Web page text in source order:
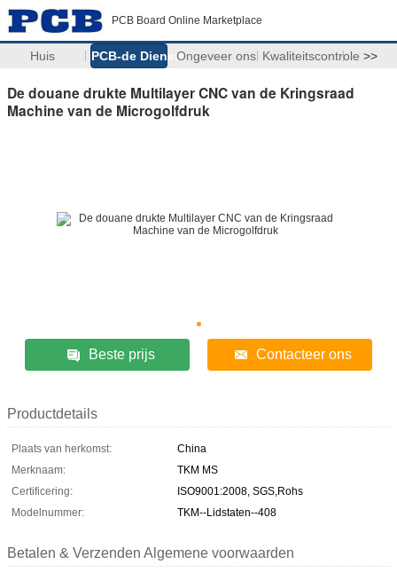
PCB Board Online Marketplace
Huis PCB-de DienstenOngeveer ons Kwaliteitscontrole >>
De douane drukte Multilayer CNC van de Kringsraad
Machine van de Microgolfdruk
Beste prijs Contacteer ons
Productdetails
Plaats van herkomst:
China
Merknaam:
TKM MS
Certificering:
ISO9001:2008, SGS,Rohs
Modelnummer:
TKM--Lidstaten--408
Betalen & Verzenden Algemene voorwaarden